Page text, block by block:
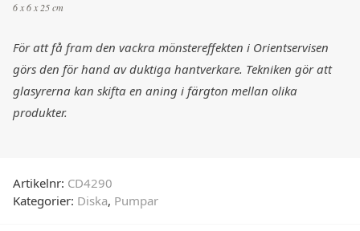
6 x 6 x 25 cm
För att få fram den vackra mönstereffekten i Orientservisen
görs den för hand av duktiga hantverkare. Tekniken gör att
glasyrerna kan skifta en aning i färgton mellan olika
produkter.
Artikelnr: CD4290
Kategorier: Diska, Pumpar